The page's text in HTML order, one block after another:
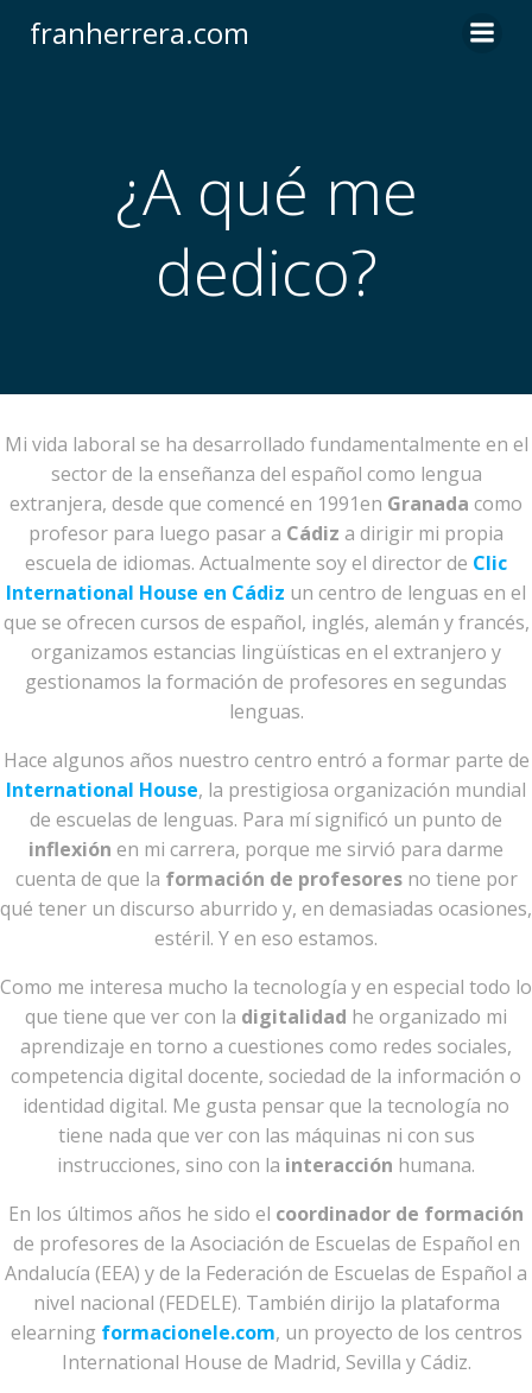
franherrera.com
¿A qué me
dedico?
Mi vida laboral se ha desarrollado fundamentalmente en el
sector de la enseñanza del español como lengua
extranjera, desde que comencé en 1991en Granada como
profesor para luego pasar a Cádiz a dirigir mi propia
escuela de idiomas. Actualmente soy el director de Clic
International House en Cádiz un centro de lenguas en el
que se ofrecen cursos de español, inglés, alemán y francés,
organizamos estancias lingüísticas en el extranjero y
gestionamos la formación de profesores en segundas
lenguas.
Hace algunos años nuestro centro entró a formar parte de
International House, la prestigiosa organización mundial
de escuelas de lenguas. Para mí significó un punto de
inflexión en mi carrera, porque me sirvió para darme
cuenta de que la formación de profesoresno tiene por
qué tener un discurso aburrido y, en demasiadas ocasiones,
estéril. Y en eso estamos.
Como me interesa mucho la tecnología y en especial todo lo
que tiene que ver con la digitalidad he organizado mi
aprendizaje en torno a cuestiones como redes sociales,
competencia digital docente, sociedad de la información o
identidad digital. Me gusta pensar que la tecnología no
tiene nada que ver con las máquinas ni con sus
instrucciones, sino con la interacción humana.
En los últimos años he sido el coordinador de formación
de profesores de la Asociación de Escuelas de Español en
Andalucía (EEA) y de la Federación de Escuelas de Español a
nivel nacional (FEDELE). También dirijo la plataforma
elearning formacionele.com, un proyecto de los centros
International House de Madrid, Sevilla y Cádiz.